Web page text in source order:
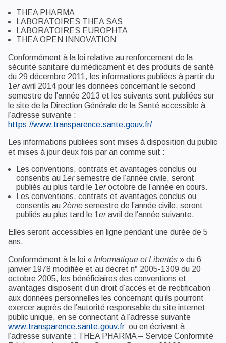
THEA PHARMA
LABORATOIRES THEA SAS
LABORATOIRES EUROPHTA
THEA OPEN INNOVATION
Conformément à la loi relative au renforcement de la
sécurité sanitaire du médicament et des produits de santé
du 29 décembre 2011, les informations publiées à partir du
1 eravril 2014 pour les données concernant le second
semestre de l’année 2013 et les suivants sont publiées sur
le site de la Direction Générale de la Santé accessible à
l’adresse suivante :
https://www.transparence.sante.gouv.fr/
Les informations publiées sont mises à disposition du public
et mises à jour deux fois par an comme suit :
Les conventions, contrats et avantages conclus ou
consentis au 1 ersemestre de l’année civile, seront
publiés au plus tard le 1 eroctobre de l’année en cours.
Les conventions, contrats et avantages conclus ou
consentis au 2ème semestre de l’année civile, seront
publiés au plus tard le 1 eravril de l’année suivante.
Elles seront accessibles en ligne pendant une durée de 5
ans.
Conformément à la loi « Informatique et Libertés » du 6
janvier 1978 modifiée et au décret n° 2005-1309 du 20
octobre 2005, les bénéficiaires des conventions et
avantages disposent d’un droit d’accès et de rectification
aux données personnelles les concernant qu’ils pourront
exercer auprès de l’autorité responsable du site internet
public unique, en se connectant à l’adresse suivante
www.transparence.sante.gouv.fr ou en écrivant à
l’adresse suivante : THEA PHARMA – Service Conformité